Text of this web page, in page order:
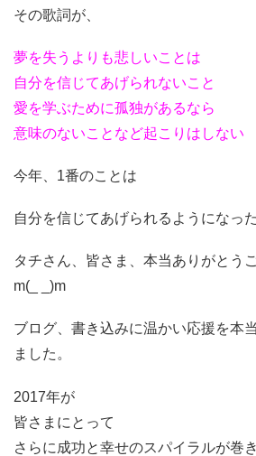
その歌詞が、
夢を失うよりも悲しいことは
自分を信じてあげられないこと
愛を学ぶために孤独があるなら
意味のないことなど起こりはしない
今年、1番のことは
自分を信じてあげられるようになっ
タチさん、皆さま、本当ありがとう
m(_ _)m
ブログ、書き込みに温かい応援を本
ました。
2017年が
皆さまにとって
さらに成功と幸せのスパイラルが巻